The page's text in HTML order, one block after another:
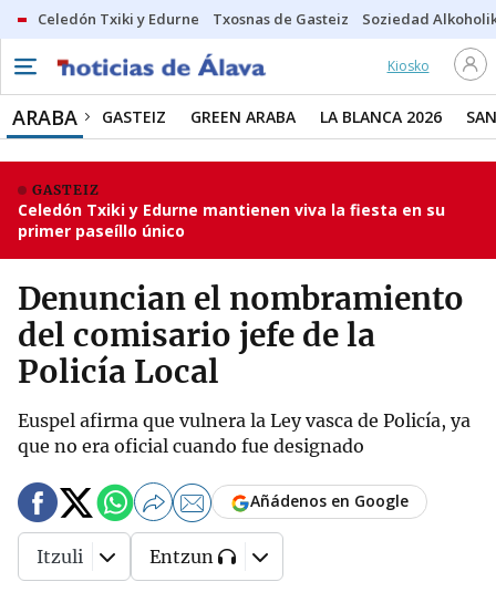
Celedón Txiki y Edurne Txosnas de Gasteiz Soziedad
Kiosko
ARABA GASTEIZ GREEN ARABA LA BLANCA 2026
GASTEIZ
Celedón Txiki y Edurne mantienen viva la fiesta en su
primer paseíllo único
Denuncian el nombramiento
del comisario jefe de la
Policía Local
Euspel afirma que vulnera la Ley vasca de Policía, ya
que no era oficial cuando fue designado
Añádenos en Google
Itzuli Entzun